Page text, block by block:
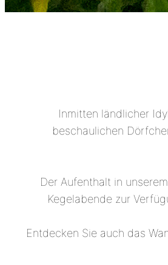
Inmitten ländlicher
beschaulichen
Der Aufenthalt in
Kegelabende zur
Entdecken Sie auch das